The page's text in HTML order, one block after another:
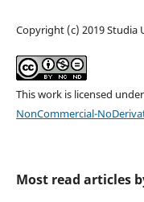
Copyright (c) 2019 Studia
This work is licensed
NonCommercial-
Most read articles